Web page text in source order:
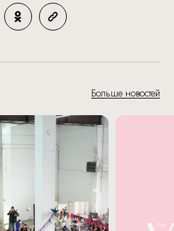
Больше новостей